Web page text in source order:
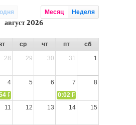
Месяц Неделя
август 2026
ср чт пт
сб
28 29 30 31 1
4 5 6 7
8
– «Ищите Господа, призывайте Его»
РАЗМЫШЛЕНИЕ: Дух Святой не угашайте!
0:02 РАЗМЫШЛЕНИЯ: Дух
11 12 13 14 15